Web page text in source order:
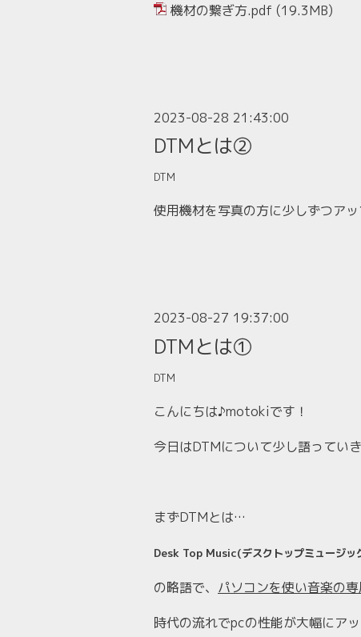
機材の繋ぎ方.pdf (19.3MB)
2023-08-28 21:43:00
DTMとは②
DTM
使用機材を写真の方に少しずつア
2023-08-27 19:37:00
DTMとは①
DTM
こんにちは♪motokiです！
今日はDTMについて少し語ってい
まずDTMとは…
Desk Top Music(デスクトップミュージッ
の略語で、 パソコンを使い音楽の
時代の流れでpcの性能が大幅にア